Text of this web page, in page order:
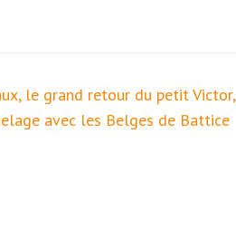
le grand retour du petit Victor,
avec les Belges de Battice